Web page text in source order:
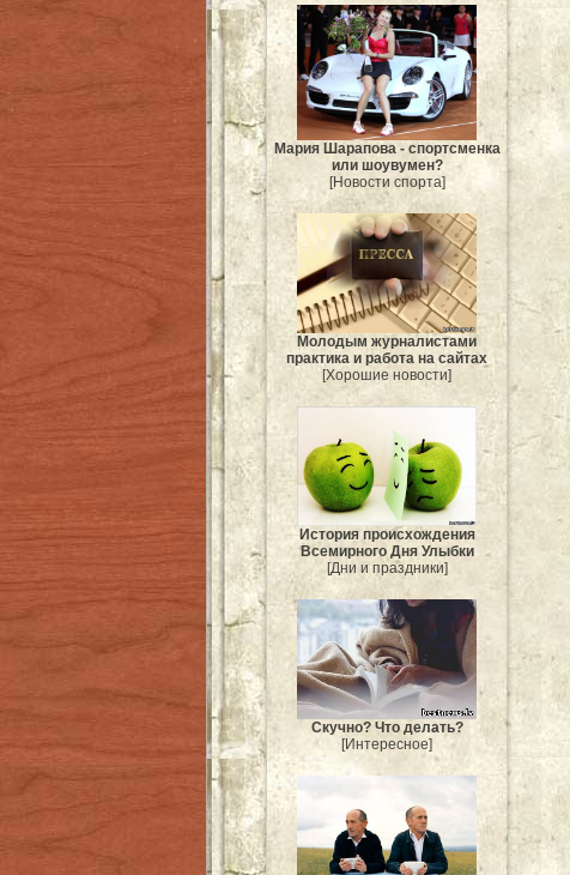
Мария Шарапова - спортсменка
или шоувумен?
[Новости спорта]
Молодым журналистами
практика и работа на сайтах
[Хорошие новости]
История происхождения
Всемирного Дня Улыбки
[Дни и праздники]
Скучно? Что делать?
[Интересное]